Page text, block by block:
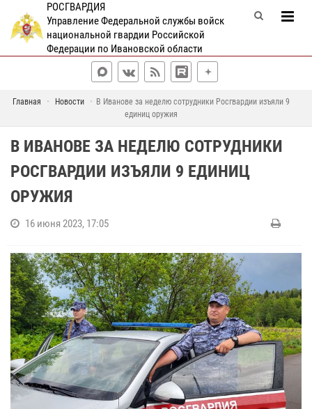
РОСГВАРДИЯ
Управление Федеральной службы войск
национальной гвардии Российской
Федерации по Ивановской области
Главная Новости
В Иванове за неделю сотрудники Росгвардии изъяли 9
единиц оружия
В ИВАНОВЕ ЗА НЕДЕЛЮ СОТРУДНИКИ
РОСГВАРДИИ ИЗЪЯЛИ 9 ЕДИНИЦ
ОРУЖИЯ
16 июня 2023, 17:05